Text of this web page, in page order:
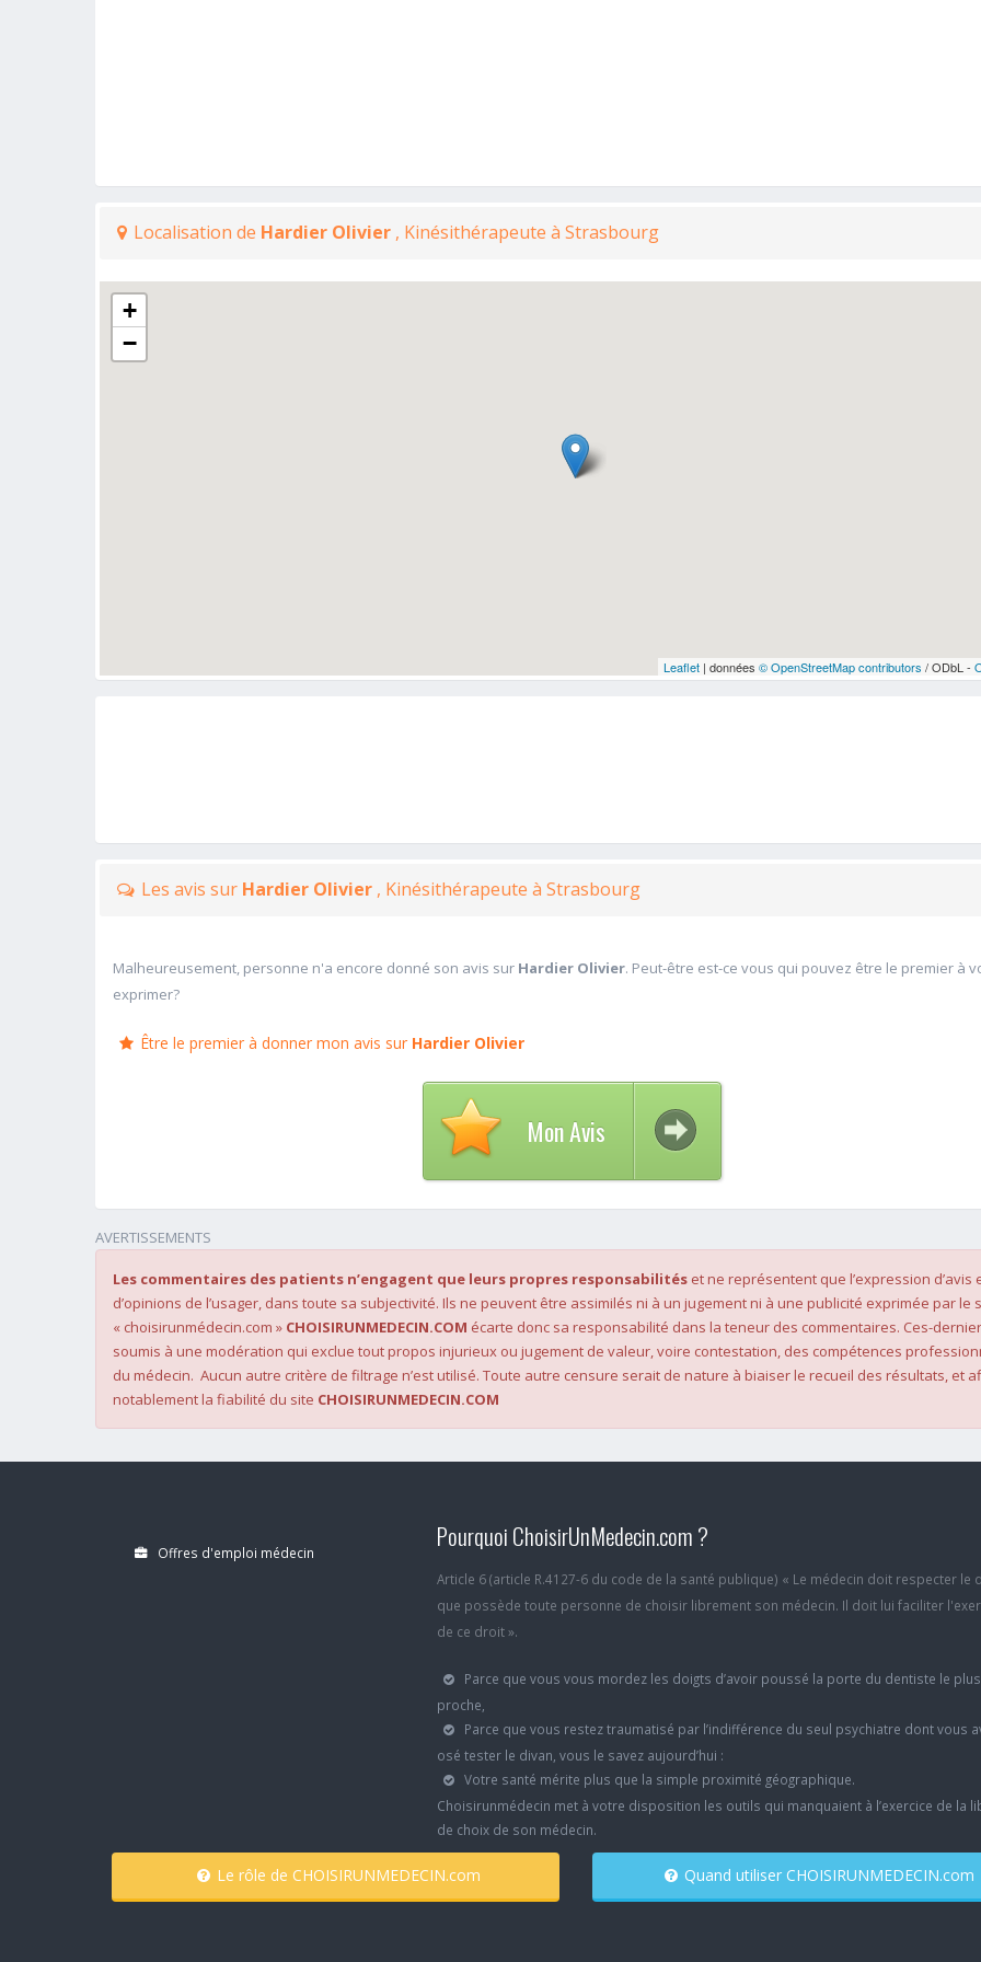
Localisation de Hardier Olivier , Kinésithérapeute à Strasbourg
+
−
Leaflet| données © OpenStreetMap contributors / ODbL -
Les avis sur Hardier Olivier , Kinésithérapeute à Strasbourg
Malheureusement, personne n'a encore donné son avis sur Hardier Olivier. Peut-être est-ce vous qui pouvez être le premier à
exprimer?
Être le premier à donner mon avis sur Hardier Olivier
Mon Avis
AVERTISSEMENTS
Les commentaires des patients n’engagent que leurs propres responsabilités et ne représentent que l’expression d’avis
d’opinions de l’usager, dans toute sa subjectivité. Ils ne peuvent être assimilés ni à un jugement ni à une publicité exprimée par le
« choisirunmédecin.com » CHOISIRUNMEDECIN.COM écarte donc sa responsabilité dans la teneur des commentaires. Ces-
soumis à une modération qui exclue tout propos injurieux ou jugement de valeur, voire contestation, des compétences
du médecin. Aucun autre critère de filtrage n’est utilisé. Toute autre censure serait de nature à biaiser le recueil des résultats, et
notablement la fiabilité du site CHOISIRUNMEDECIN.COM
Offres d'emploi médecin Pourquoi ChoisirUnMedecin.com ?
Article 6 (article R.4127-6 du code de la santé publique) « Le médecin doit respecter le
que possède toute personne de choisir librement son médecin. Il doit lui faciliter
de ce droit ».
Parce que vous vous mordez les doigts d’avoir poussé la porte du dentiste le plus
proche,
Parce que vous restez traumatisé par l’indifférence du seul psychiatre dont vous
osé tester le divan, vous le savez aujourd’hui :
Votre santé mérite plus que la simple proximité géographique.
Choisirunmédecin met à votre disposition les outils qui manquaient à l’exercice de la
de choix de son médecin.
Le rôle de CHOISIRUNMEDECIN.com Quand utiliser CHOISIRUNMEDECIN.com